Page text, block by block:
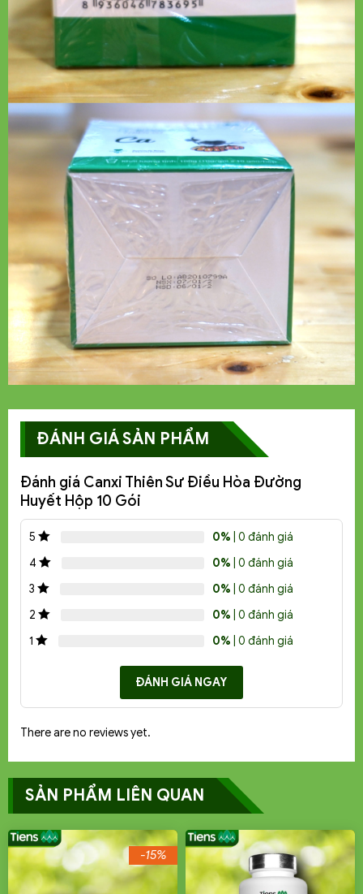
ĐÁNH GIÁ SẢN PHẨM
Đánh giá Canxi Thiên Sư Điều Hòa Đường
Huyết Hộp 10 Gói
5 0% | 0 đánh giá
4
0% | 0 đánh giá
3
0% | 0 đánh giá
2
0% | 0 đánh giá
1
0% | 0 đánh giá
ĐÁNH GIÁ NGAY
There are no reviews yet.
SẢN PHẨM LIÊN QUAN
-15%